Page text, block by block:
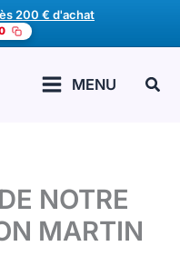
200 € d'achat
MENU
NOTRE
MARTIN